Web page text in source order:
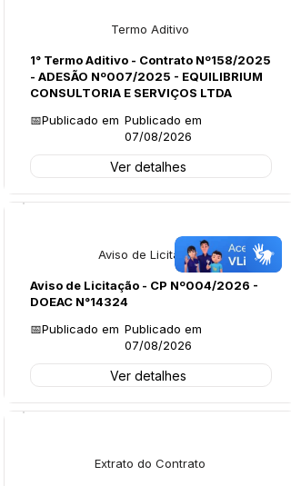
Termo Aditivo
1° Termo Aditivo - Contrato Nº158/2025
- ADESÃO Nº007/2025 - EQUILIBRIUM
CONSULTORIA E SERVIÇOS LTDA
📅Publicado em Publicado em
07/08/2026
Ver detalhes
Aviso de Licitação
Aviso de Licitação - CP Nº004/2026 -
DOEAC N°14324
📅Publicado em Publicado em
07/08/2026
Ver detalhes
Extrato do Contrato